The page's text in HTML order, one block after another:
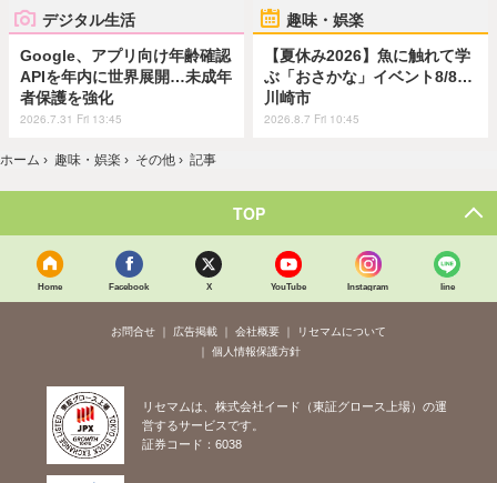
デジタル生活
Google、アプリ向け年齢確認
APIを年内に世界展開…未成年
者保護を強化
2026.7.31 Fri 13:45
趣味・娯楽
【夏休み2026】魚に触れて学
ぶ「おさかな」イベント8/8…
川崎市
2026.8.7 Fri 10:45
ホーム › 趣味・娯楽 › その他 › 記事
TOP
Home Facebook X YouTube Instagram line
お問合せ 広告掲載 会社概要
リセマムについて
個人情報保護方針
リセマムは、株式会社イード（東証グロース上場）の運
営するサービスです。
証券コード：6038